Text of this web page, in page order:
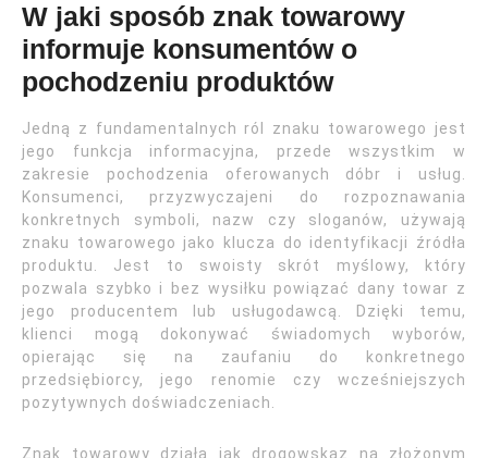
W jaki sposób znak towarowy
informuje konsumentów o
pochodzeniu produktów
Jedną z fundamentalnych ról znaku towarowego jest
jego funkcja informacyjna, przede wszystkim w
zakresie pochodzenia oferowanych dóbr i usług.
Konsumenci, przyzwyczajeni do rozpoznawania
konkretnych symboli, nazw czy sloganów, używają
znaku towarowego jako klucza do identyfikacji źródła
produktu. Jest to swoisty skrót myślowy, który
pozwala szybko i bez wysiłku powiązać dany towar z
jego producentem lub usługodawcą. Dzięki temu,
klienci mogą dokonywać świadomych wyborów,
opierając się na zaufaniu do konkretnego
przedsiębiorcy, jego renomie czy wcześniejszych
pozytywnych doświadczeniach.
Znak towarowy działa jak drogowskaz na złożonym